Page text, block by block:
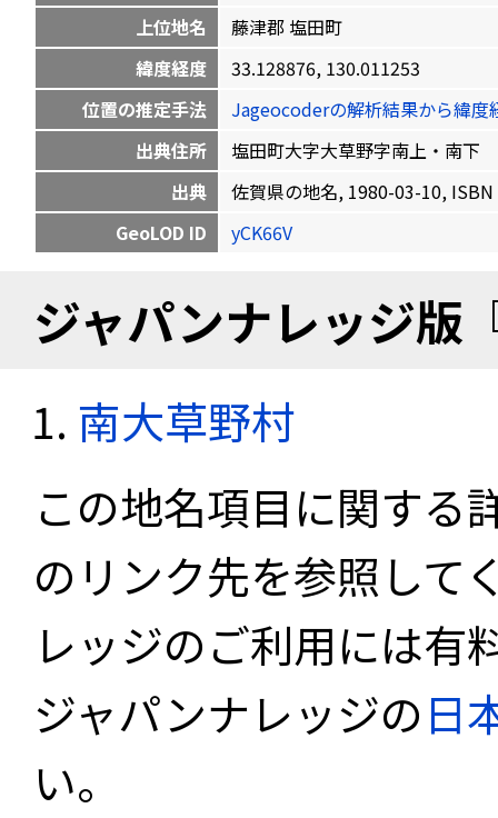
上位地名
藤津郡 塩田町
緯度経度
33.128876, 130.011253
位置の推定手法
Jageocoderの解析結果から緯度
出典住所
塩田町大字大草野字南上・南下
出典
佐賀県の地名, 1980-03-10,
GeoLOD ID
yCK66V
ジャパンナレッジ版
南大草野村
この地名項目に関する
のリンク先を参照して
レッジのご利用には有
ジャパンナレッジの日
い。